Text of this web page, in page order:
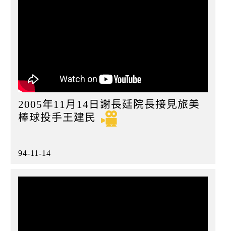
2005年11月14日謝長廷院長接見旅美
棒球投手王建民
94-11-14